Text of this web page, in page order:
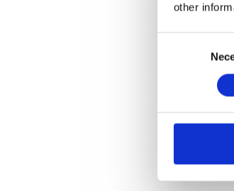
other